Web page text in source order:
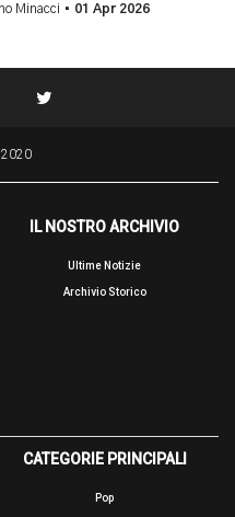
Minacci • 01 Apr 2026
IL NOSTRO ARCHIVIO
Ultime Notizie
Archivio Storico
CATEGORIE PRINCIPALI
Pop